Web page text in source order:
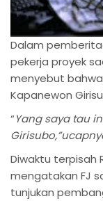
Dalam
pekerja proyek
menyebut
Kapanewon
“Yang saya tau
Diwaktu terpisah
mengatakan FJ
tunjukan